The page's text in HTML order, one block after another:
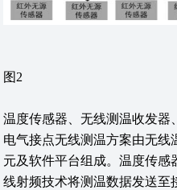
图2
温度传感器、无线测温收发器
电气接点无线测温方案由无
元及软件平台组成。温度传感
线射频技术将测温数据发送至